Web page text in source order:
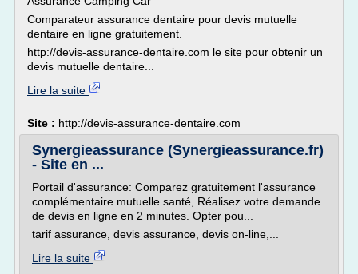
Comparateur assurance dentaire pour devis mutuelle
dentaire en ligne gratuitement.
http://devis-assurance-dentaire.com le site pour obtenir un
devis mutuelle dentaire...
Lire la suite
Site : http://devis-assurance-dentaire.com
Synergieassurance (Synergieassurance.fr)
- Site en ...
Portail d'assurance: Comparez gratuitement l'assurance
complémentaire mutuelle santé, Réalisez votre demande
de devis en ligne en 2 minutes. Opter pou...
tarif assurance, devis assurance, devis on-line,...
Lire la suite